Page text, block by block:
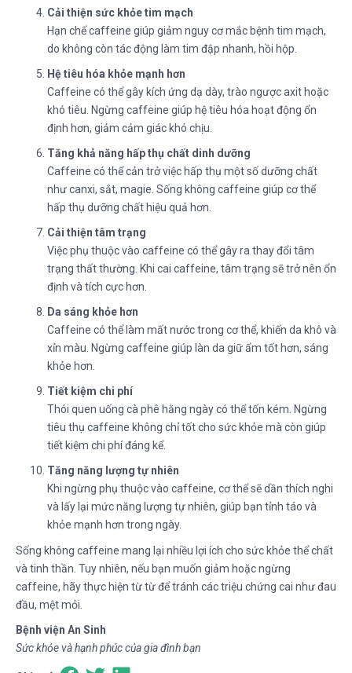
Cải thiện sức khỏe tim mạch
Hạn chế caffeine giúp giảm nguy cơ mắc bệnh tim mạch,
do không còn tác động làm tim đập nhanh, hồi hộp.
Hệ tiêu hóa khỏe mạnh hơn
Caffeine có thể gây kích ứng dạ dày, trào ngược axit hoặc
khó tiêu. Ngừng caffeine giúp hệ tiêu hóa hoạt động ổn
định hơn, giảm cảm giác khó chịu.
Tăng khả năng hấp thụ chất dinh dưỡng
Caffeine có thể cản trở việc hấp thụ một số dưỡng chất
như canxi, sắt, magie. Sống không caffeine giúp cơ thể
hấp thụ dưỡng chất hiệu quả hơn.
Cải thiện tâm trạng
Việc phụ thuộc vào caffeine có thể gây ra thay đổi tâm
trạng thất thường. Khi cai caffeine, tâm trạng sẽ trở nên ổn
định và tích cực hơn.
Da sáng khỏe hơn
Caffeine có thể làm mất nước trong cơ thể, khiến da khô và
xỉn màu. Ngừng caffeine giúp làn da giữ ẩm tốt hơn, sáng
khỏe hơn.
Tiết kiệm chi phí
Thói quen uống cà phê hằng ngày có thể tốn kém. Ngừng
tiêu thụ caffeine không chỉ tốt cho sức khỏe mà còn giúp
tiết kiệm chi phí đáng kể.
Tăng năng lượng tự nhiên
Khi ngừng phụ thuộc vào caffeine, cơ thể sẽ dần thích nghi
và lấy lại mức năng lượng tự nhiên, giúp bạn tỉnh táo và
khỏe mạnh hơn trong ngày.
Sống không caffeine mang lại nhiều lợi ích cho sức khỏe thể chất
và tinh thần. Tuy nhiên, nếu bạn muốn giảm hoặc ngừng
caffeine, hãy thực hiện từ từ để tránh các triệu chứng cai như đau
đầu, mệt mỏi.
Bệnh viện An Sinh
Sức khỏe và hạnh phúc của gia đình bạn